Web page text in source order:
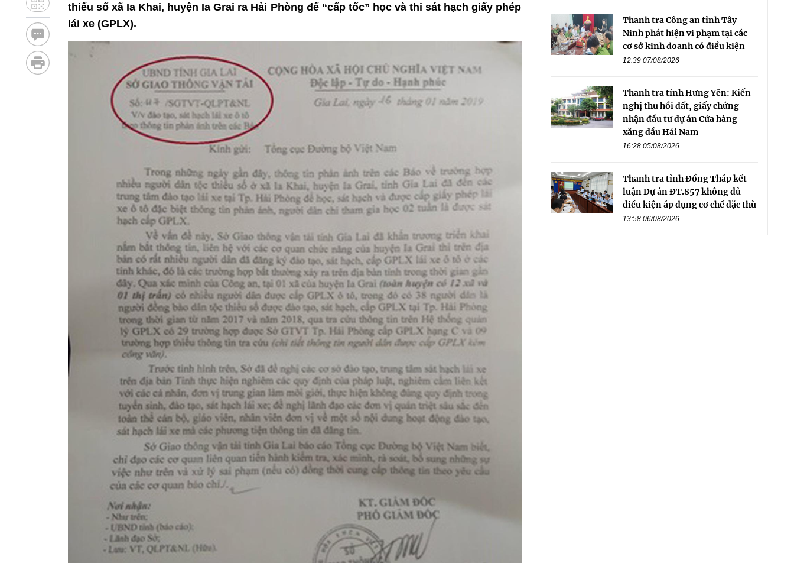
thiểu số xã Ia Khai, huyện Ia Grai ra Hải Phòng để “cấp tốc” học và thi sát hạch giấy phép
lái xe (GPLX).
Thanh tra Công an tỉnh Tây
Ninh phát hiện vi phạm tại các
cơ sở kinh doanh có điều kiện
12:39 07/08/2026
Thanh tra tỉnh Hưng Yên: Kiến
nghị thu hồi đất, giấy chứng
nhận đầu tư dự án Cửa hàng
xăng dầu Hải Nam
16:28 05/08/2026
Thanh tra tỉnh Đồng Tháp kết
luận Dự án ĐT.857 không đủ
điều kiện áp dụng cơ chế đặc thù
13:58 06/08/2026